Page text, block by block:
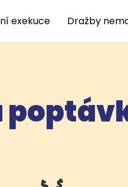
exekuce Dražby